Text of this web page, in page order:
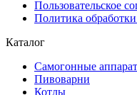
Пользовательское
Политика
Каталог
Cамогонные
Пивоварни
Котлы